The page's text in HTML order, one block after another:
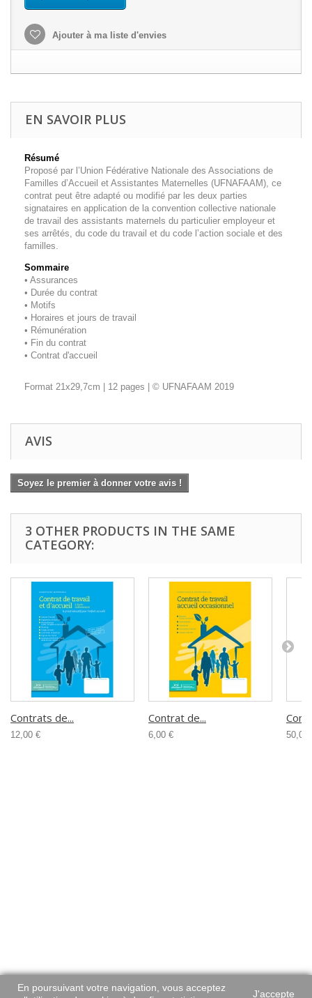
Ajouter à ma liste d'envies
EN SAVOIR PLUS
Résumé
Proposé par l’Union Fédérative Nationale des Associations de
Familles d’Accueil et Assistantes Maternelles (UFNAFAAM), ce
contrat peut être adapté ou modifié par les deux parties
signataires en application de la convention collective nationale
de travail des assistants maternels du particulier employeur et
ses arrêtés, du code du travail et du code l’action sociale et des
familles.
Sommaire
• Assurances
• Durée du contrat
• Motifs
• Horaires et jours de travail
• Rémunération
• Fin du contrat
• Contrat d'accueil
Format 21x29,7cm | 12 pages | © UFNAFAAM 2019
AVIS
Soyez le premier à donner votre avis !
3 OTHER PRODUCTS IN THE SAME
CATEGORY:
Contrats de...
12,00 €
Contrat de...
6,00 € 50,00
© 2014 | Site réalisé par Presscode
En poursuivant votre navigation, vous acceptez
J'accepte